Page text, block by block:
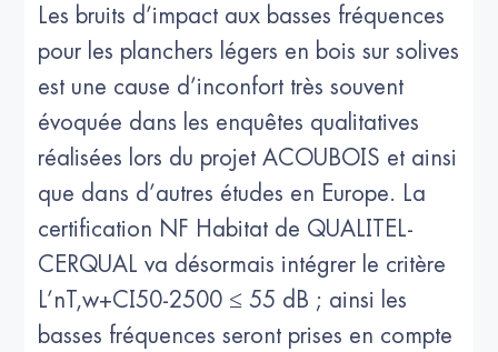
Les bruits d’impact aux basses fréquences
pour les planchers légers en bois sur solives
est une cause d’inconfort très souvent
évoquée dans les enquêtes qualitatives
réalisées lors du projet ACOUBOIS et ainsi
que dans d’autres études en Europe. La
certification NF Habitat de QUALITEL-
CERQUAL va désormais intégrer le critère
L’nT,w+CI50-2500 ≤ 55 dB ; ainsi les
basses fréquences seront prises en compte